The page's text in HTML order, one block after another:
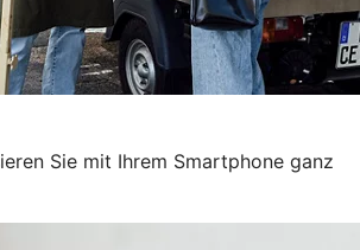
Sie mit Ihrem Smartphone ganz